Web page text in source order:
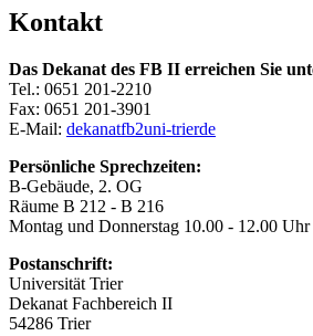
Kontakt
Das Dekanat des FB II erreichen Sie
Tel.: 0651 201-2210
Fax: 0651 201-3901
E-Mail: dekanatfb2uni-trierde
Persönliche Sprechzeiten:
B-Gebäude, 2. OG
Räume B 212 - B 216
Montag und Donnerstag 10.00 - 12.00 Uhr
Postanschrift:
Universität Trier
Dekanat Fachbereich II
54286 Trier